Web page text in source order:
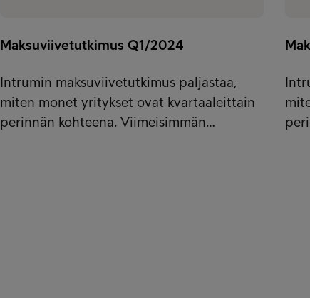
Maksuviivetutkimus Q1/2024
Intrumin maksuviivetutkimus paljastaa,
miten monet yritykset ovat kvartaaleittain
perinnän kohteena. Viimeisimmän…